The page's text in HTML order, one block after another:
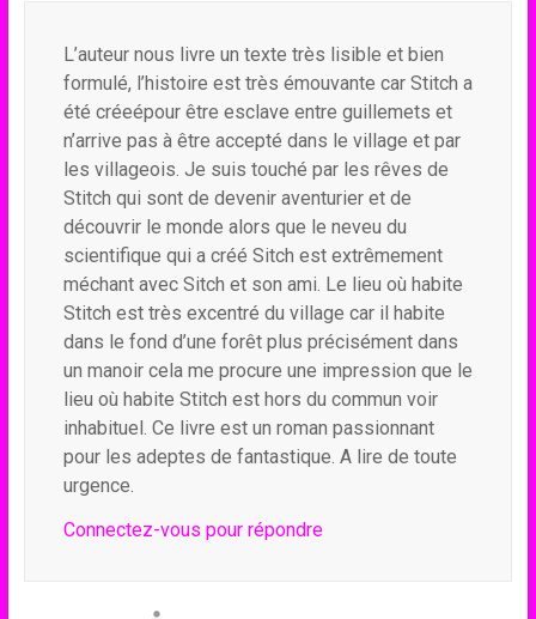
L’auteur nous livre un texte très lisible et bien
formulé, l’histoire est très émouvante car Stitch a
été créeépour être esclave entre guillemets et
n’arrive pas à être accepté dans le village et par
les villageois. Je suis touché par les rêves de
Stitch qui sont de devenir aventurier et de
découvrir le monde alors que le neveu du
scientifique qui a créé Sitch est extrêmement
méchant avec Sitch et son ami. Le lieu où habite
Stitch est très excentré du village car il habite
dans le fond d’une forêt plus précisément dans
un manoir cela me procure une impression que le
lieu où habite Stitch est hors du commun voir
inhabituel. Ce livre est un roman passionnant
pour les adeptes de fantastique. A lire de toute
urgence.
Connectez-vous pour répondre